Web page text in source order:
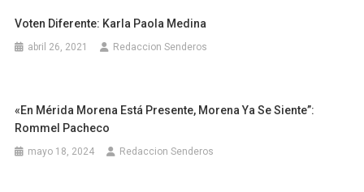
Voten Diferente: Karla Paola Medina
abril 26, 2021 Redaccion Senderos
«En Mérida Morena Está Presente, Morena Ya Se Siente”:
Rommel Pacheco
mayo 18, 2024 Redaccion Senderos